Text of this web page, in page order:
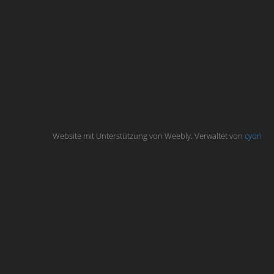
Website mit Unterstützung von Weebly. Verwaltet von cyon